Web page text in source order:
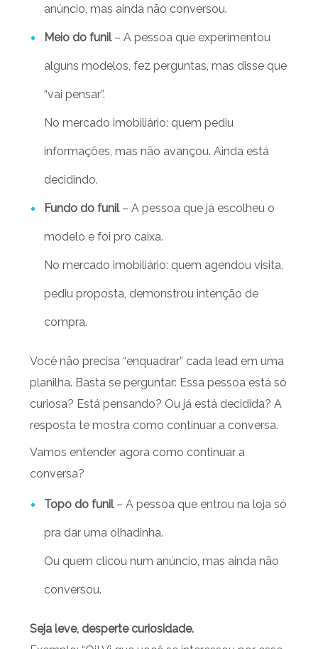
anúncio, mas ainda não conversou.
Meio do funil– A pessoa que experimentou
alguns modelos, fez perguntas, mas disse que
“vai pensar”.
No mercado imobiliário: quem pediu
informações, mas não avançou. Ainda está
decidindo.
Fundo do funil– A pessoa que já escolheu o
modelo e foi pro caixa.
No mercado imobiliário: quem agendou visita,
pediu proposta, demonstrou intenção de
compra.
Você não precisa “enquadrar” cada lead em uma
planilha. Basta se perguntar: Essa pessoa está só
curiosa? Está pensando? Ou já está decidida? A
resposta te mostra como continuar a conversa.
Vamos entender agora como continuar a
conversa?
Topo do funil– A pessoa que entrou na loja só
pra dar uma olhadinha.
Ou quem clicou num anúncio, mas ainda não
conversou.
Seja leve, desperte curiosidade.